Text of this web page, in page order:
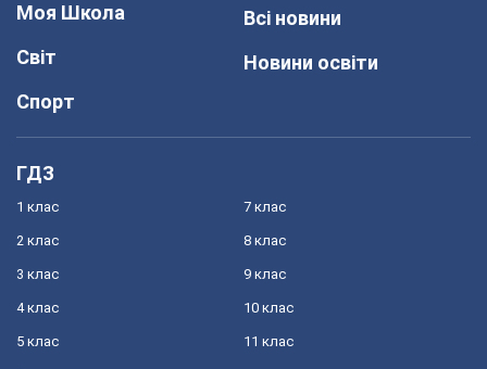
Моя Школа
Світ
Спорт
Всі новини
Новини освіти
ГДЗ
1 клас
2 клас
3 клас
4 клас
5 клас
7 клас
8 клас
9 клас
10 клас
11 клас